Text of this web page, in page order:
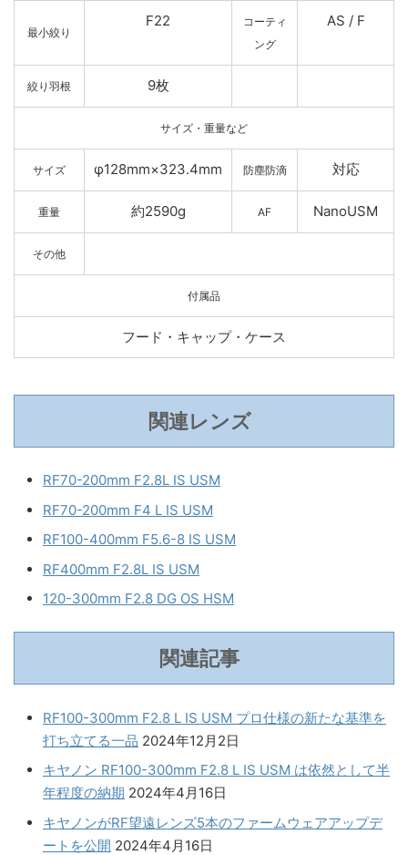
最小絞り
F22
コーティ
ング
AS / F
絞り羽根 9枚
サイズ・重量など
サイズ φ128mm×323.4mm 防塵防滴 対応
重量 約2590g AF NanoUSM
その他
付属品
フード・キャップ・ケース
関連レンズ
RF70-200mm F2.8L IS USM
RF70-200mm F4 L IS USM
RF100-400mm F5.6-8 IS USM
RF400mm F2.8L IS USM
120-300mm F2.8 DG OS HSM
関連記事
RF100-300mm F2.8 L IS USM プロ仕様の新たな基準を
打ち立てる一品 2024年12月2日
キヤノン RF100-300mm F2.8 L IS USM は依然として半
年程度の納期 2024年4月16日
キヤノンがRF望遠レンズ5本のファームウェアアップデ
ートを公開 2024年4月16日